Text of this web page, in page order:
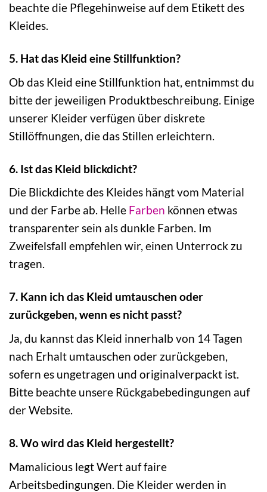
beachte die Pflegehinweise auf dem Etikett des
Kleides.
5. Hat das Kleid eine Stillfunktion?
Ob das Kleid eine Stillfunktion hat, entnimmst du
bitte der jeweiligen Produktbeschreibung. Einige
unserer Kleider verfügen über diskrete
Stillöffnungen, die das Stillen erleichtern.
6. Ist das Kleid blickdicht?
Die Blickdichte des Kleides hängt vom Material
und der Farbe ab. Helle Farben können etwas
transparenter sein als dunkle Farben. Im
Zweifelsfall empfehlen wir, einen Unterrock zu
tragen.
7. Kann ich das Kleid umtauschen oder
zurückgeben, wenn es nicht passt?
Ja, du kannst das Kleid innerhalb von 14 Tagen
nach Erhalt umtauschen oder zurückgeben,
sofern es ungetragen und originalverpackt ist.
Bitte beachte unsere Rückgabebedingungen auf
der Website.
8. Wo wird das Kleid hergestellt?
Mamalicious legt Wert auf faire
Arbeitsbedingungen. Die Kleider werden in